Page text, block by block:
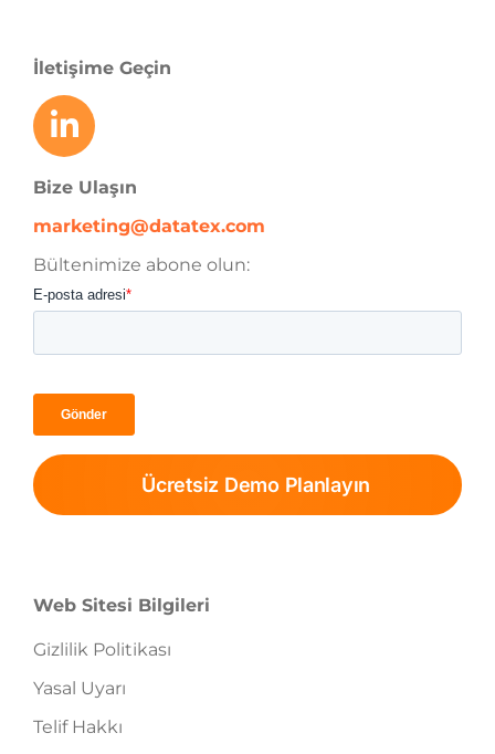
İletişime Geçin
Bize Ulaşın
marketing@datatex.com
Bültenimize abone olun:
Ücretsiz Demo Planlayın
Web Sitesi Bilgileri
Gizlilik Politikası
Yasal Uyarı
Telif Hakkı